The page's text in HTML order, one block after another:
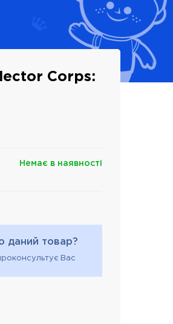
Corps:
Немає в наявності
даний товар?
Вас